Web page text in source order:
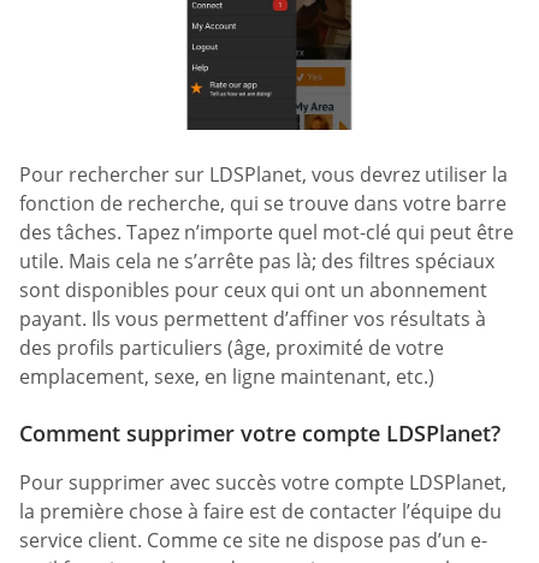
Pour rechercher sur LDSPlanet, vous devrez utiliser la
fonction de recherche, qui se trouve dans votre barre
des tâches. Tapez n’importe quel mot-clé qui peut être
utile. Mais cela ne s’arrête pas là; des filtres spéciaux
sont disponibles pour ceux qui ont un abonnement
payant. Ils vous permettent d’affiner vos résultats à
des profils particuliers (âge, proximité de votre
emplacement, sexe, en ligne maintenant, etc.)
Comment supprimer votre compte LDSPlanet?
Pour supprimer avec succès votre compte LDSPlanet,
la première chose à faire est de contacter l’équipe du
service client. Comme ce site ne dispose pas d’un e-